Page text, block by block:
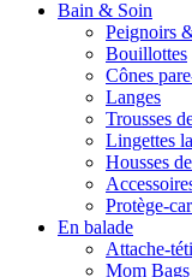
Bain & Soin
Peignoirs
Bouillottes
Cônes
Langes
Trousses
Lingettes
Housses
Protège-
En balade
Attache-
Mom Bags